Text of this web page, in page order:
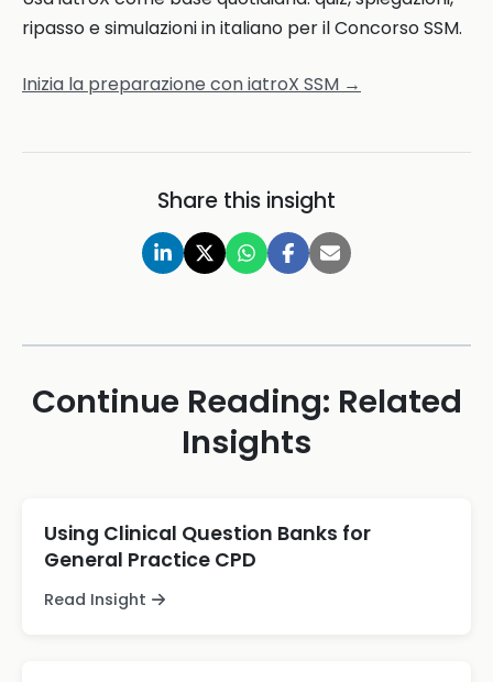
ripasso e simulazioni in italiano per il Concorso SSM.
Inizia la preparazione con iatroX SSM →
Share this insight
Continue Reading: Related
Insights
Using Clinical Question Banks for
General Practice CPD
Read Insight